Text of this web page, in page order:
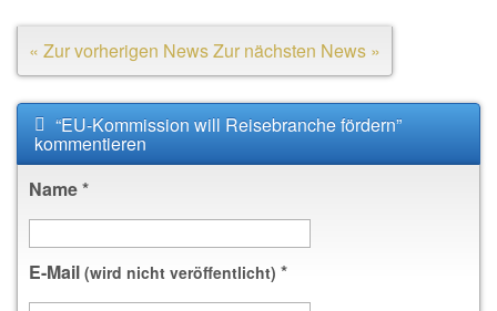
« Zur vorherigen NewsZur nächsten News »
“EU-Kommission will Reisebranche fördern”
kommentieren
Name*
E-Mail (wird nicht veröffentlicht) *